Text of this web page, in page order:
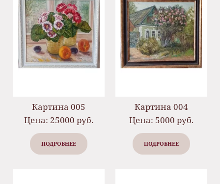
Картина 005
Цена: 25000 руб.
ПОДРОБНЕЕ
Картина 004
Цена: 5000 руб.
ПОДРОБНЕЕ